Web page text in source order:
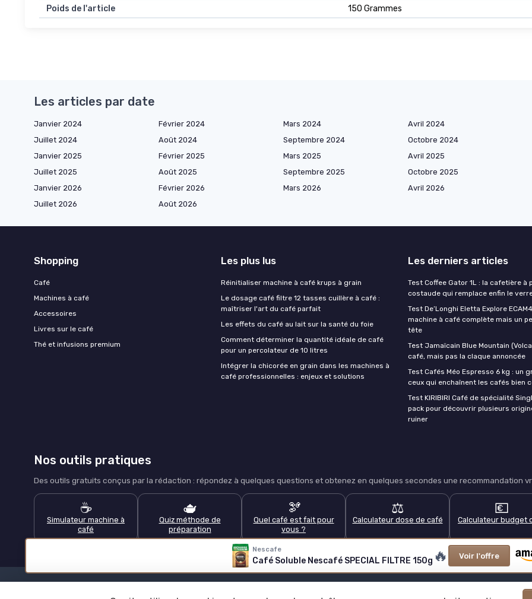
Poids de l'article
150 Grammes
Nescafe
Café Soluble Nescafé SPECIAL FILTRE 150g 🔥 Voir l'offre
Les articles par date
Janvier 2024 Février 2024 Mars 2024
Avril 2024
Juillet 2024
Août 2024 Septembre 2024
Octobre 2024
Janvier 2025
Février 2025 Mars 2025
Avril 2025
Juillet 2025
Août 2025 Septembre 2025
Octobre 2025
Janvier 2026
Février 2026 Mars 2026
Avril 2026
Juillet 2026
Août 2026
Shopping
Café
Machines à café
Accessoires
Livres sur le café
Thé et infusions premium
Les plus lus
Réinitialiser machine à café krups à grain
Le dosage café filtre 12 tasses cuillère à café :
maîtriser l'art du café parfait
Les effets du café au lait sur la santé du foie
Comment déterminer la quantité idéale de café
pour un percolateur de 10 litres
Intégrer la chicorée en grain dans les machines à
café professionnelles : enjeux et solutions
Les derniers articles
Test Coffee Gator 1L : la cafetière à
costaude qui remplace enfin le
Test De’Longhi Eletta Explore
machine à café complète mais un
tête
Test Jamaïcain Blue Mountain
café, mais pas la claque annoncée
Test Cafés Méo Espresso 6 kg : un
ceux qui enchaînent les cafés bien
Test KIRIBIRI Café de spécialité
pack pour découvrir plusieurs
ruiner
Nos outils pratiques
Des outils gratuits conçus par la rédaction : répondez à quelques questions et obtenez en quelques secondes une recommandation
☕
Simulateur machine à
café
🫖
Quiz méthode de
préparation
🫘
Quel café est fait pour
vous ?
⚖️
Calculateur dose de café
💶
Calculateur budget